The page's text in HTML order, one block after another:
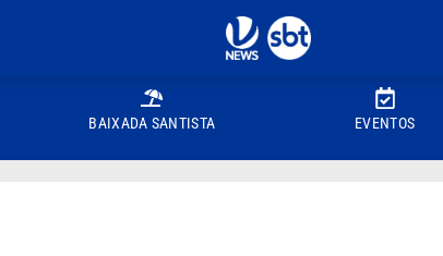
BAIXADA SANTISTA EVENTOS